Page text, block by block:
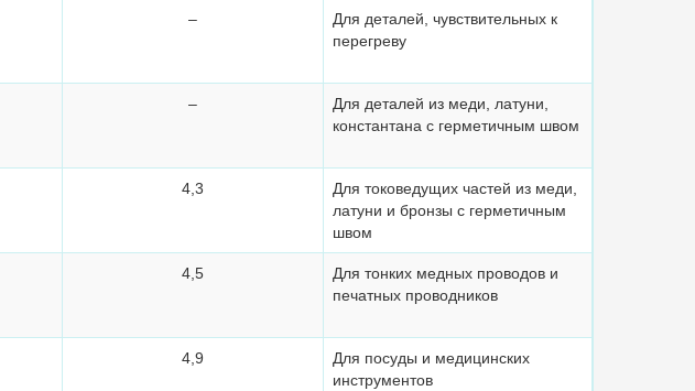
–
Для деталей, чувствительных к
перегреву
–
Для деталей из меди, латуни,
константана с герметичным швом
4,3
Для токоведущих частей из меди,
латуни и бронзы с герметичным
швом
4,5
Для тонких медных проводов и
печатных проводников
4,9
Для посуды и медицинских
инструментов